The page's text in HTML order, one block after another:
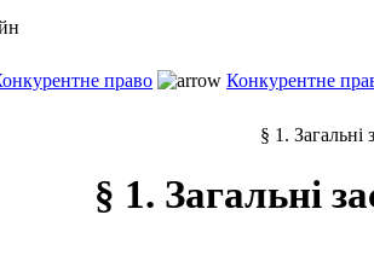
право
Конкурентне
§ 1. Загальні
§ 1. Загальні